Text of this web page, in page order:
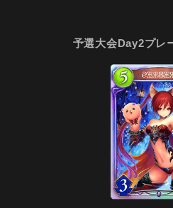
予選大会Day2プレ